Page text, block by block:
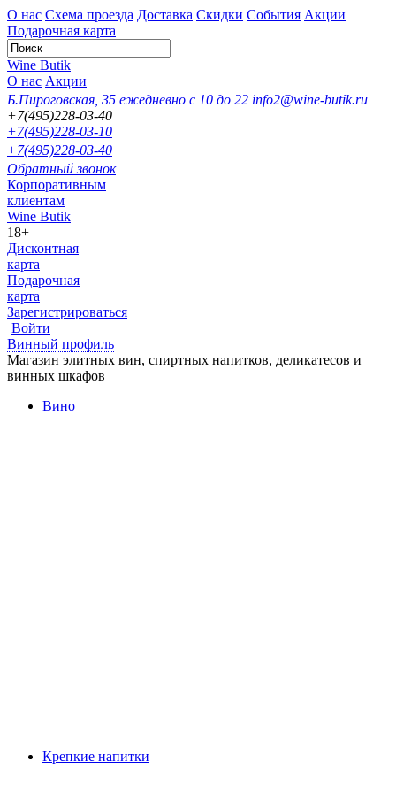
О нас Схема проезда Доставка Скидки События Акции
Подарочная карта
Wine Butik
О нас Акции
Б.Пироговская, 35 ежедневно с 10 до 22 info2@wine-butik.ru
+7(495)228-03-40
+7(495)228-03-10
+7(495)228-03-40
Обратный звонок
Корпоративным
клиентам
Wine Butik
18+
Дисконтная
карта
Подарочная
карта
Зарегистрироваться
Войти
Винный профиль
Магазин элитных вин, спиртных напитков, деликатесов и
винных шкафов
Вино
Крепкие напитки